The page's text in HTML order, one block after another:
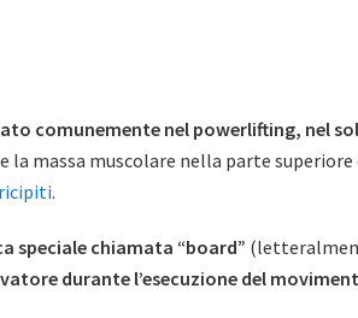
comunemente nel powerlifting, nel
la massa muscolare nella parte
.
speciale chiamata “board”
durante l’esecuzione del